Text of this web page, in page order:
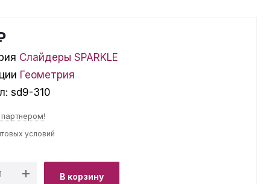
Слайдеры SPARKLE
Геометрия
sd9-310
условий
В корзину